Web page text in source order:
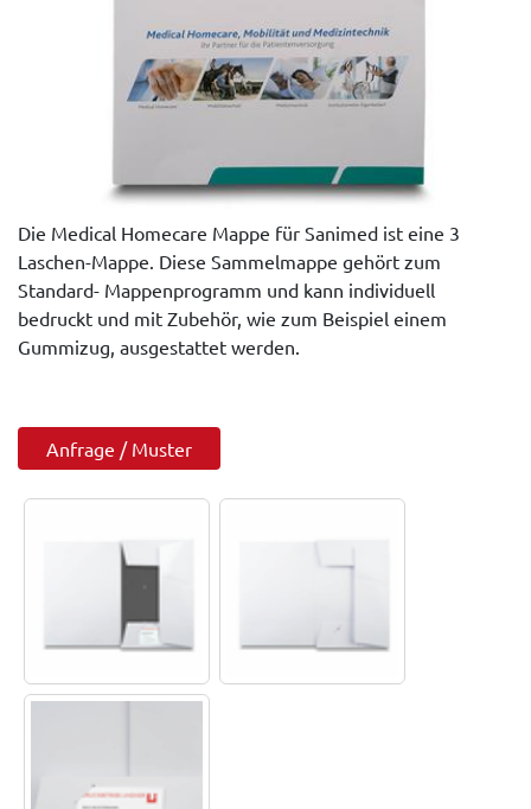
Die Medical Homecare Mappe für Sanimed ist eine 3
Laschen-Mappe. Diese Sammelmappe gehört zum
Standard- Mappenprogramm und kann individuell
bedruckt und mit Zubehör, wie zum Beispiel einem
Gummizug, ausgestattet werden.
Anfrage / Muster